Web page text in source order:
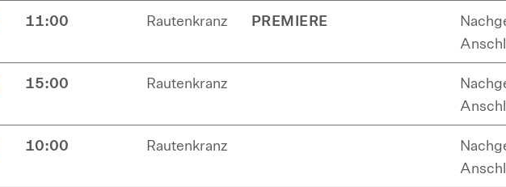
11:00 Rautenkranz PREMIERE
15:00 Rautenkranz
10:00 Rautenkranz